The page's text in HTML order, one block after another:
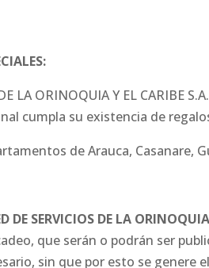
LA ORINOQUIA Y EL CARIBE S.A.
cumpla su existencia de
de Arauca, Casanare,
DE SERVICIOS DE LA
que serán o podrán ser
sin que por esto se